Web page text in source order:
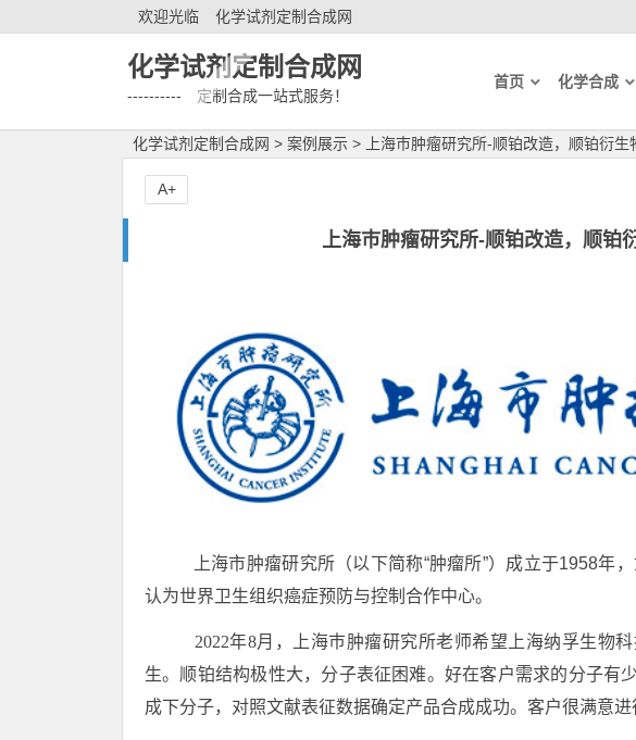
欢迎光临 化学试剂定制合成网
化学试剂定制合成网
---------- 定制合成一站式服务！
首页 化学合成
化学试剂定制合成网 > 案例展示 > 上海巿肿瘤研究所-顺铂改造，顺铂衍生
上海巿肿瘤研究所-顺铂改造，顺铂
A+
上海市肿瘤研究所（以下简称“肿瘤所”）成立于1958年
认为世界卫生组织癌症预防与控制合作中心。
2022年8月，上海巿肿瘤研究所老师希望上海纳孚生物
生。顺铂结构极性大，分子表征困难。好在客户需求的分子有
成下分子，对照文献表征数据确定产品合成成功。客户很满意进